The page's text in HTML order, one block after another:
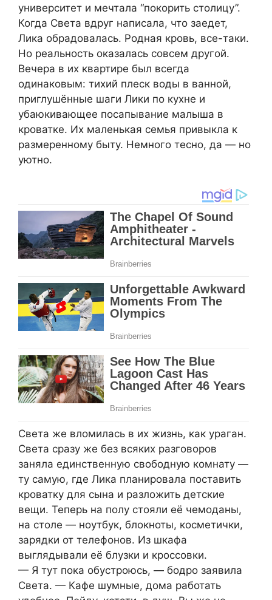
университет и мечтала “покорить столицу”.
Когда Света вдруг написала, что заедет,
Лика обрадовалась. Родная кровь, все-таки.
Но реальность оказалась совсем другой.
Вечера в их квартире был всегда
одинаковым: тихий плеск воды в ванной,
приглушённые шаги Лики по кухне и
убаюкивающее посапывание малыша в
кроватке. Их маленькая семья привыкла к
размеренному быту. Немного тесно, да — но
уютно.
Света же вломилась в их жизнь, как ураган.
Света сразу же без всяких разговоров
заняла единственную свободную комнату —
ту самую, где Лика планировала поставить
кроватку для сына и разложить детские
вещи. Теперь на полу стояли её чемоданы,
на столе — ноутбук, блокноты, косметички,
зарядки от телефонов. Из шкафа
выглядывали её блузки и кроссовки.
— Я тут пока обустроюсь, — бодро заявила
Света. — Кафе шумные, дома работать